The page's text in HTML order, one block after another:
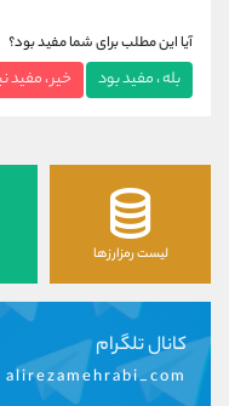
آیا این مطلب برای شما مفید بود؟
بله ، مفید بود خیر ، مفید
لیست رمزارزها
کانال تلگرام
alirezamehrabi_com